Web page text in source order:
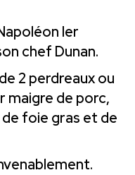
Ier
chef Dunan.
2 perdreaux ou
maigre de porc,
foie gras et de